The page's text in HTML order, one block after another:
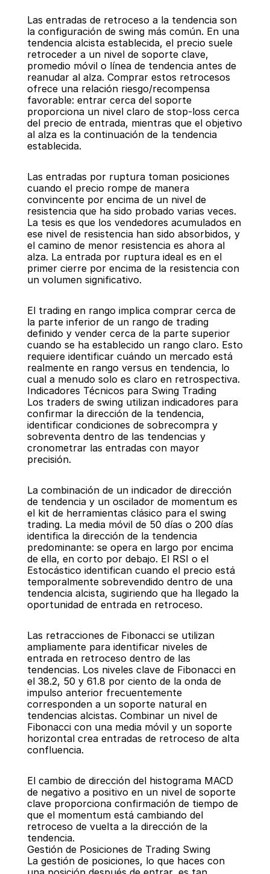
Las entradas de retroceso a la tendencia son
la configuración de swing más común. En una
tendencia alcista establecida, el precio suele
retroceder a un nivel de soporte clave,
promedio móvil o línea de tendencia antes de
reanudar al alza. Comprar estos retrocesos
ofrece una relación riesgo/recompensa
favorable: entrar cerca del soporte
proporciona un nivel claro de stop-loss cerca
del precio de entrada, mientras que el objetivo
al alza es la continuación de la tendencia
establecida.
Las entradas por ruptura toman posiciones
cuando el precio rompe de manera
convincente por encima de un nivel de
resistencia que ha sido probado varias veces.
La tesis es que los vendedores acumulados en
ese nivel de resistencia han sido absorbidos, y
el camino de menor resistencia es ahora al
alza. La entrada por ruptura ideal es en el
primer cierre por encima de la resistencia con
un volumen significativo.
El trading en rango implica comprar cerca de
la parte inferior de un rango de trading
definido y vender cerca de la parte superior
cuando se ha establecido un rango claro. Esto
requiere identificar cuándo un mercado está
realmente en rango versus en tendencia, lo
cual a menudo solo es claro en retrospectiva.
Indicadores Técnicos para Swing Trading
Los traders de swing utilizan indicadores para
confirmar la dirección de la tendencia,
identificar condiciones de sobrecompra y
sobreventa dentro de las tendencias y
cronometrar las entradas con mayor
precisión.
La combinación de un indicador de dirección
de tendencia y un oscilador de momentum es
el kit de herramientas clásico para el swing
trading. La media móvil de 50 días o 200 días
identifica la dirección de la tendencia
predominante: se opera en largo por encima
de ella, en corto por debajo. El RSI o el
Estocástico identifican cuando el precio está
temporalmente sobrevendido dentro de una
tendencia alcista, sugiriendo que ha llegado la
oportunidad de entrada en retroceso.
Las retracciones de Fibonacci se utilizan
ampliamente para identificar niveles de
entrada en retroceso dentro de las
tendencias. Los niveles clave de Fibonacci en
el 38.2, 50 y 61.8 por ciento de la onda de
impulso anterior frecuentemente
corresponden a un soporte natural en
tendencias alcistas. Combinar un nivel de
Fibonacci con una media móvil y un soporte
horizontal crea entradas de retroceso de alta
confluencia.
El cambio de dirección del histograma MACD
de negativo a positivo en un nivel de soporte
clave proporciona confirmación de tiempo de
que el momentum está cambiando del
retroceso de vuelta a la dirección de la
tendencia.
Gestión de Posiciones de Trading Swing
La gestión de posiciones, lo que haces con